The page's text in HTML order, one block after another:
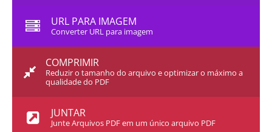
URL PARA IMAGEM
Converter URL para imagem
COMPRIMIR
Reduzir o tamanho do arquivo e optimizar o máximo a
qualidade do PDF
JUNTAR
Junte Arquivos PDF em um único arquivo PDF